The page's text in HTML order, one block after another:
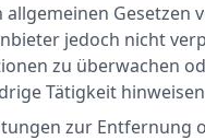
allgemeinen Gesetzen
jedoch nicht
zu überwachen
Tätigkeit
zur Entfernung